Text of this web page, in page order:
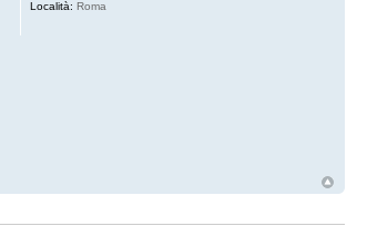
Località: Roma